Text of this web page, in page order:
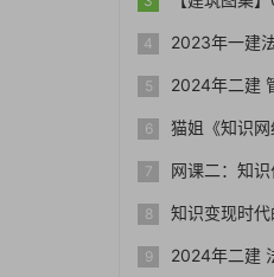
2023年一建
2024年二建 管
猫姐《知识网红
网课二：知识
知识变现时
2024年二建 法